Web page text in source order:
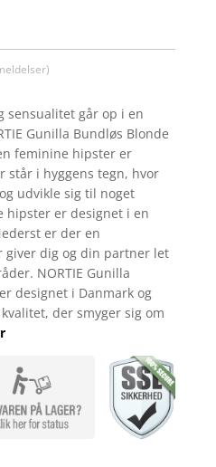
sensualitet går op i en
Gunilla Bundløs Blonde
feminine hipster er
står i hyggens tegn, hvor
udvikle sig til noget
hipster er designet i en
er der en
dig og din partner let
NORTIE Gunilla
designet i Danmark og
der smyger sig om